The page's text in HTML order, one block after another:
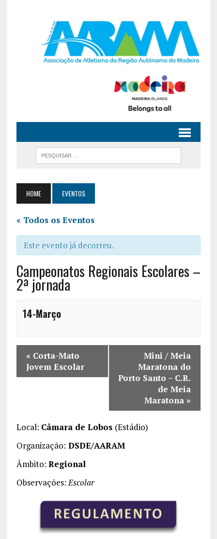
HOME EVENTOS
« Todos os Eventos
Este evento já decorreu.
Campeonatos Regionais Escolares –
2ª jornada
14-Março
« Corta-Mato
Jovem Escolar
Mini / Meia
Maratona do
Porto Santo – C.R.
de Meia
Maratona »
Local: Câmara de Lobos (Estádio)
Organização: DSDE/AARAM
Âmbito: Regional
Observações:Escolar